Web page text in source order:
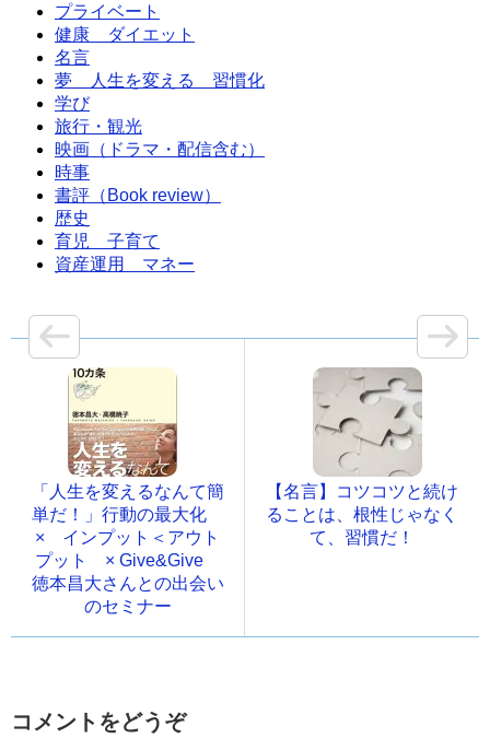
プライベート
健康 ダイエット
名言
夢 人生を変える 習慣化
学び
旅行・観光
映画（ドラマ・配信含む）
時事
書評（Book review）
歴史
育児 子育て
資産運用 マネー
「人生を変えるなんて簡
単だ！」行動の最大化
× インプット＜アウト
プット × Give&Give
徳本昌大さんとの出会い
のセミナー
【名言】コツコツと続け
ることは、根性じゃなく
て、習慣だ！
コメントをどうぞ